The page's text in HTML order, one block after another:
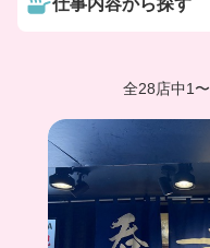
仕事内容から探す
全28店中1 〜